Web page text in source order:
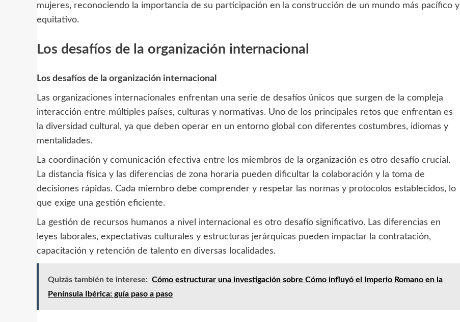
mujeres, reconociendo la importancia de su participación en la construcción de un mundo más pacífico y
equitativo.
Los desafíos de la organización internacional
Los desafíos de la organización internacional
Las organizaciones internacionales enfrentan una serie de desafíos únicos que surgen de la compleja
interacción entre múltiples países, culturas y normativas. Uno de los principales retos que enfrentan es
la diversidad cultural, ya que deben operar en un entorno global con diferentes costumbres, idiomas y
mentalidades.
La coordinación y comunicación efectiva entre los miembros de la organización es otro desafío crucial.
La distancia física y las diferencias de zona horaria pueden dificultar la colaboración y la toma de
decisiones rápidas. Cada miembro debe comprender y respetar las normas y protocolos establecidos, lo
que exige una gestión eficiente.
La gestión de recursos humanos a nivel internacional es otro desafío significativo. Las diferencias en
leyes laborales, expectativas culturales y estructuras jerárquicas pueden impactar la contratación,
capacitación y retención de talento en diversas localidades.
Quizás también te interese: Cómo estructurar una investigación sobre Cómo influyó el Imperio Romano en la
Península Ibérica: guía paso a paso